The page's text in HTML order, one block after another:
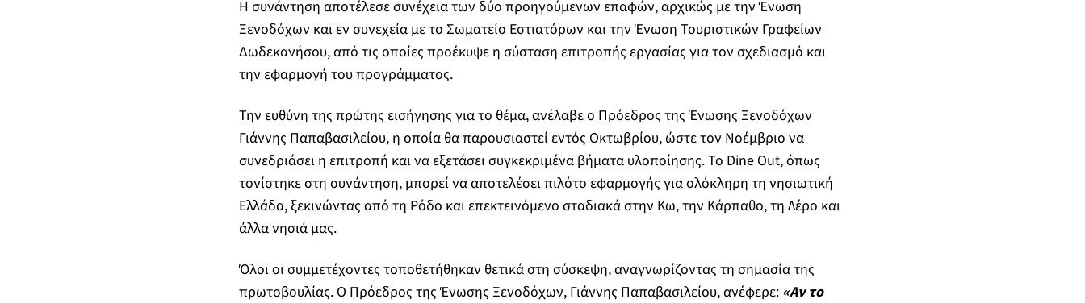
Η συνάντηση αποτέλεσε συνέχεια των δύο προηγούμενων επαφών, αρχικώς με την Ένωση
Ξενοδόχων και εν συνεχεία με το Σωματείο Εστιατόρων και την Ένωση Τουριστικών Γραφείων
Δωδεκανήσου, από τις οποίες προέκυψε η σύσταση επιτροπής εργασίας για τον σχεδιασμό και
την εφαρμογή του προγράμματος.
Την ευθύνη της πρώτης εισήγησης για το θέμα, ανέλαβε ο Πρόεδρος της Ένωσης Ξενοδόχων
Γιάννης Παπαβασιλείου, η οποία θα παρουσιαστεί εντός Οκτωβρίου, ώστε τον Νοέμβριο να
συνεδριάσει η επιτροπή και να εξετάσει συγκεκριμένα βήματα υλοποίησης. Το Dine Out, όπως
τονίστηκε στη συνάντηση, μπορεί να αποτελέσει πιλότο εφαρμογής για ολόκληρη τη νησιωτική
Ελλάδα, ξεκινώντας από τη Ρόδο και επεκτεινόμενο σταδιακά στην Κω, την Κάρπαθο, τη Λέρο και
άλλα νησιά μας.
Όλοι οι συμμετέχοντες τοποθετήθηκαν θετικά στη σύσκεψη, αναγνωρίζοντας τη σημασία της
πρωτοβουλίας. Ο Πρόεδρος της Ένωσης Ξενοδόχων, Γιάννης Παπαβασιλείου, ανέφερε: «Αν το